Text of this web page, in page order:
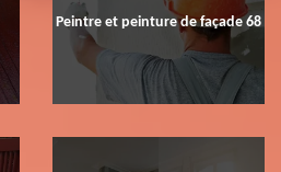
Peintre et peinture de façade 68